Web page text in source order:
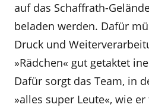
auf das Schaffrath-
beladen werden. Dafür
Druck und
»Rädchen« gut getaktet
Dafür sorgt das Team, in
»alles super Leute«, wie